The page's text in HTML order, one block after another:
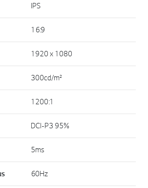
IPS
16:9
1920 x 1080
300cd/m²
1200:1
DCI-P3 95%
5ms
60Hz